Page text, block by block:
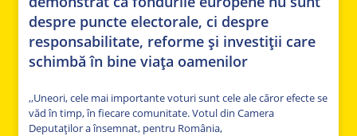
despre puncte electorale, ci despre
responsabilitate, reforme și investiții care
schimbă în bine viața oamenilor
,,Uneori, cele mai importante voturi sunt cele ale căror efecte se
văd în timp, în fiecare comunitate. Votul din Camera
Deputaților a însemnat, pentru România,